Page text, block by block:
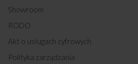
Showroom
RODO
Akt o usługach cyfrowych
Polityka zarządzania